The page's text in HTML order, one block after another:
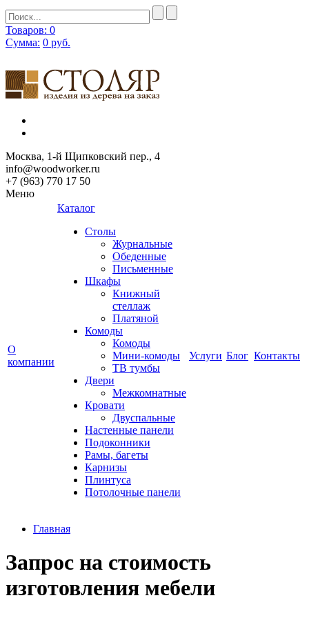
Товаров: 0
Сумма: 0 руб.
Москва, 1-й Щипковский пер., 4
info@woodworker.ru
+7 (963) 770 17 50
Меню
О
компании
Каталог
Столы
Журнальные
Обеденные
Письменные
Шкафы
Книжный
стеллаж
Платяной
Комоды
Комоды
Мини-комоды
ТВ тумбы
Двери
Межкомнатные
Кровати
Двуспальные
Настенные панели
Подоконники
Рамы, багеты
Карнизы
Плинтуса
Потолочные панели
Услуги Блог Контакты
Главная
Запрос на стоимость
изготовления мебели